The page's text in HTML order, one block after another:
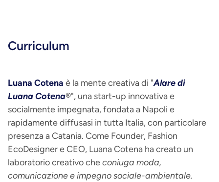
Curriculum
Luana Cotena è la mente creativa di "Alare di
Luana Cotena®", una start-up innovativa e
socialmente impegnata, fondata a Napoli e
rapidamente diffusasi in tutta Italia, con particolare
presenza a Catania. Come Founder, Fashion
EcoDesigner e CEO, Luana Cotena ha creato un
laboratorio creativo checoniuga moda,
comunicazione e impegno sociale-ambientale.